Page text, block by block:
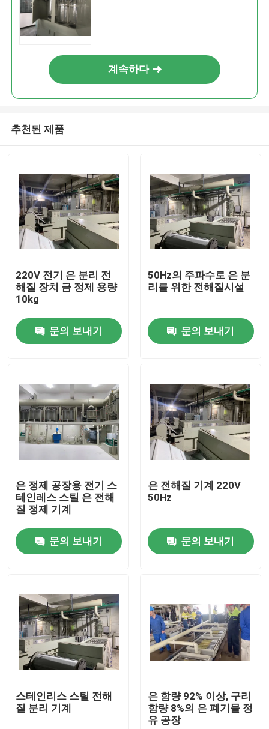
제품
공장 여행
품질 관리
뉴스
금 정제화기
계속하다
추천된 제품
220V 전기 은 분리 전
해질 장치 금 정제 용량
10kg
문의 보내기
50Hz의 주파수로 은 분
리를 위한 전해질시설
문의 보내기
은 정제 공장용 전기 스
테인레스 스틸 은 전해
질 정제 기계
문의 보내기
은 전해질 기계 220V
50Hz
문의 보내기
스테인리스 스틸 전해
질 분리 기계
은 함량 92% 이상, 구리
함량 8%의 은 폐기물 정
유 공장